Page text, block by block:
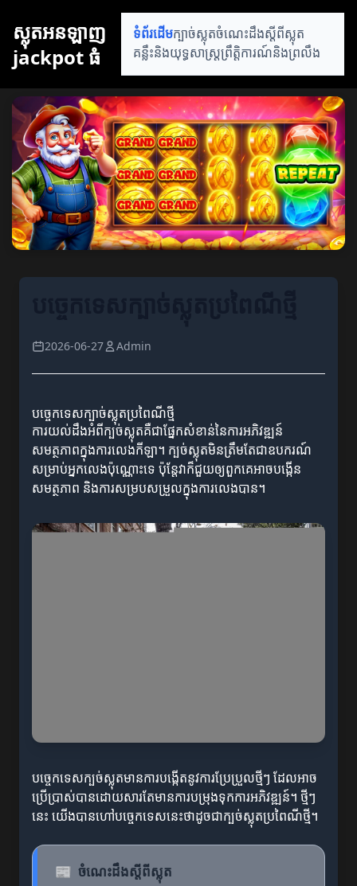
ស្លុតអនឡាញ
jackpot ធំ
ទំព័រដើមក្បាច់ស្លុតចំណេះដឹងស្តីពីស្លុត
គន្លឹះនិងយុទ្ធសាស្ត្រព្រឹត្តិការណ៍និងព្រលឹង
2026-06-27 Admin
បច្ចេកទេសក្បាច់ស្លុតប្រពៃណីថ្មី
ការ​យល់ដឹងអំពីក្បច់ស្លុតគឺជាផ្នែកសំខាន់នៃការអភិវឌ្ឍន៍
សមត្ថភាពក្នុងការលេងកីឡា។ ក្បច់ស្លុតមិនត្រឹមតែជាឧបករណ៍
សម្រាប់អ្នកលេងប៉ុណ្ណោះទេ ប៉ុន្តែវាក៏ជួយឲ្យពួកគេអាចបង្កើន
សមត្ថភាព និងការសម្របសម្រួលក្នុងការលេងបាន។
បច្ចេកទេសក្បច់ស្លុតមានការបង្កើតនូវការប្រែប្រួលថ្មីៗ ដែលអាច
ប្រើប្រាស់បានដោយសារតែមានការបម្រុងទុកការអភិវឌ្ឍន៍។ ថ្មីៗ
នេះ យើងបានហៅបច្ចេកទេសនេះថាដូចជាក្បច់ស្លុតប្រពៃណីថ្មី។
📰 ចំណេះដឹងស្តីពីស្លុត